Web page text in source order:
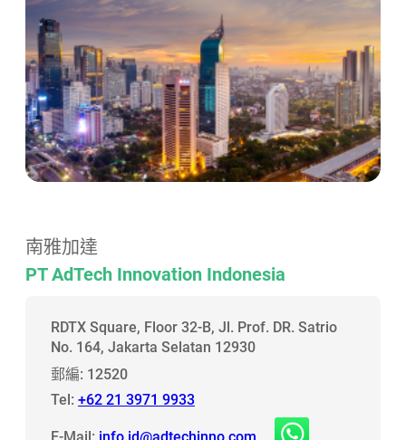
南雅加達
PT AdTech Innovation Indonesia
RDTX Square, Floor 32-B, Jl. Prof. DR. Satrio
No. 164, Jakarta Selatan 12930
郵編: 12520
Tel: +62 21 3971 9933